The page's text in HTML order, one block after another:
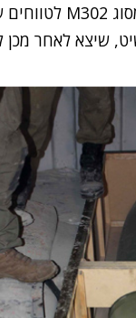
שיצא לאחר מכן